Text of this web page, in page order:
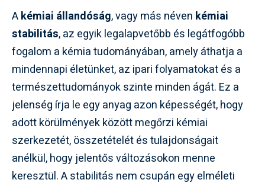
Akémiai állandóság, vagy más néven kémiai
stabilitás, az egyik legalapvetőbb és legátfogóbb
fogalom a kémia tudományában, amely áthatja a
mindennapi életünket, az ipari folyamatokat és a
természettudományok szinte minden ágát. Ez a
jelenség írja le egy anyag azon képességét, hogy
adott körülmények között megőrzi kémiai
szerkezetét, összetételét és tulajdonságait
anélkül, hogy jelentős változásokon menne
keresztül. A stabilitás nem csupán egy elméleti